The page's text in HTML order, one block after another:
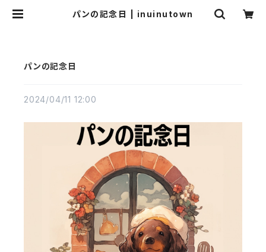
パンの記念日 | inuinutown
パンの記念日
2024/04/11 12:00